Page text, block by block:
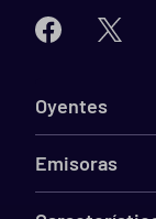
Oyentes
Emisoras